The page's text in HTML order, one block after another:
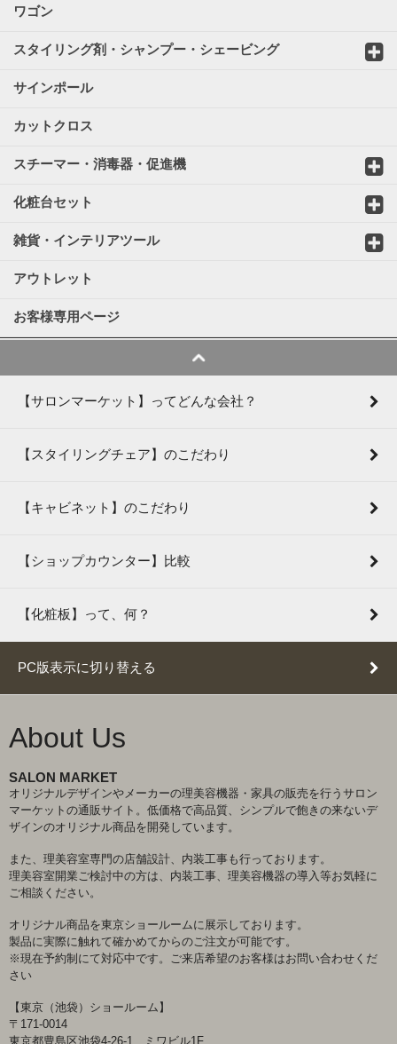
ワゴン
スタイリング剤・シャンプー・シェービング
サインポール
カットクロス
スチーマー・消毒器・促進機
化粧台セット
雑貨・インテリアツール
アウトレット
お客様専用ページ
【サロンマーケット】ってどんな会社？
【スタイリングチェア】のこだわり
【キャビネット】のこだわり
【ショップカウンター】比較
【化粧板】って、何？
PC版表示に切り替える
About Us
SALON MARKET
オリジナルデザインやメーカーの理美容機器・家具の販売を行うサロン
マーケットの通販サイト。低価格で高品質、シンプルで飽きの来ないデ
ザインのオリジナル商品を開発しています。
また、理美容室専門の店舗設計、内装工事も行っております。
理美容室開業ご検討中の方は、内装工事、理美容機器の導入等お気軽に
ご相談ください。
オリジナル商品を東京ショールームに展示しております。
製品に実際に触れて確かめてからのご注文が可能です。
※現在予約制にて対応中です。ご来店希望のお客様はお問い合わせくだ
さい
【東京（池袋）ショールーム】
〒171-0014
東京都豊島区池袋4-26-1 ミワビル1F